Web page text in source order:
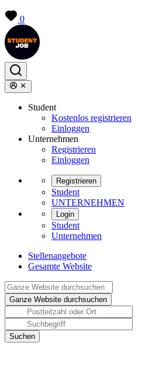
0
Student
Kostenlos registrieren
Einloggen
Unternehmen
Registrieren
Einloggen
Registrieren
Student
UNTERNEHMEN
Login
Student
Unternehmen
Stellenangebote
Gesamte Website